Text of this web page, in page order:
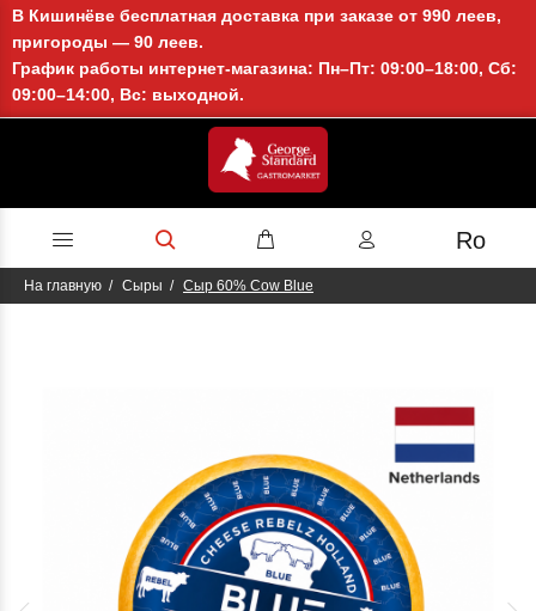
В Кишинёве бесплатная доставка при заказе от 990 леев,
пригороды — 90 леев.
График работы интернет-магазина: Пн–Пт: 09:00–18:00, Сб:
09:00–14:00, Вс: выходной.
Ro
На главную Сыры Сыр 60% Cow Blue